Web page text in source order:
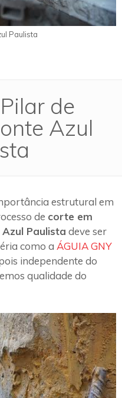
Paulista
de
Azul
estrutural em
de corte em
Paulista deve ser
como a ÁGUIA GNY
independente do
qualidade do